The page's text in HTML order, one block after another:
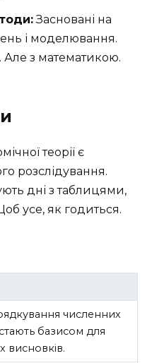
Засновані на
і моделювання.
Але з математикою.
теорії є
розслідування.
дні з таблицями,
усе, як годиться.
численних
базисом для
висновків.